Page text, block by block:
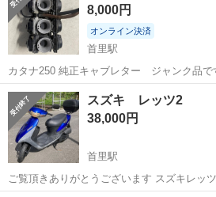
8,000円
オンライン決済
首里駅
カタナ250 純正キャブレター ジャンク品で
直して使う予定でしたが、ヒマがつくれな
品取りにして下さい。長期保管品ですのでノ
ます。ほぼ同じ物が２個あります。...
沖縄 南城市 首里駅
スズキ レッツ2
38,000円
首里駅
ご覧頂きありがとうございます スズキレッツ2 2サイ
く整備しました プラグ新品 フロントブレーキシュウ新品取り替え バ